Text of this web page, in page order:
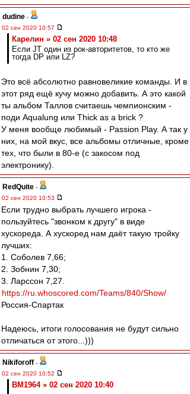
dudine -
02 сен 2020 10:57
Карелин » 02 сен 2020 10:48
Если JT один из рок-авторитетов, то кто же
тогда DP или LZ?
Это всё абсолютно равновеликие команды. И в
этот ряд ещё кучу можно добавить. А это какой
ты альбом Таллов считаешь чемпионским -
поди Aqualung или Thick as a brick ?
У меня вообще любимый - Passion Play. А так у
них, на мой вкус, все альбомы отличные, кроме
тех, что были в 80-е (с закосом под
электронику).
RedQuite -
02 сен 2020 10:53
Если трудно выбрать лучшего игрока -
пользуйтесь "звонком к другу" в виде
хускореда. А хускоред нам даёт такую тройку
лучших:
1. Соболев 7,66;
2. Зобнин 7,30;
3. Ларссон 7,27.
https://ru.whoscored.com/Teams/840/Show/
Россия-Спартак
Надеюсь, итоги голосования не будут сильно
отличаться от этого...)))
Nikiforoff -
02 сен 2020 10:52
BM1964 » 02 сен 2020 10:40